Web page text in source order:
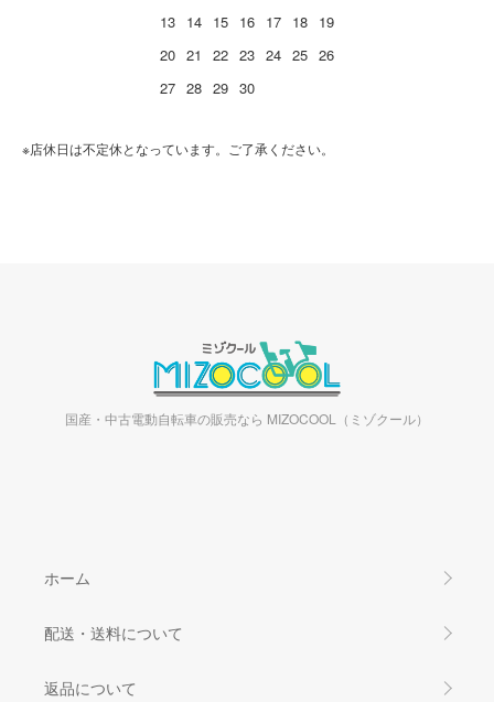
13 14 15 16 17 18 19
20 21 22 23 24 25 26
27 28 29 30
※店休日は不定休となっています。ご了承ください。
国産・中古電動自転車の販売なら MIZOCOOL（ミゾクール）
ホーム
配送・送料について
返品について